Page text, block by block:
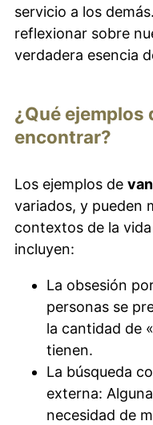
servicio a los demás.
reflexionar sobre
verdadera esencia
¿Qué ejemplos
encontrar?
Los ejemplos de
variados, y pueden
contextos de la
incluyen:
La obsesión
personas se
la cantidad de
tienen.
La búsqueda
externa:
necesidad de